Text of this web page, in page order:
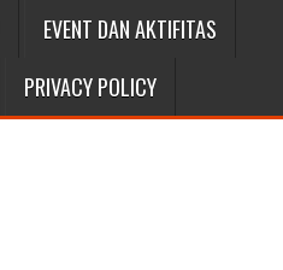
EVENT DAN AKTIFITAS
PRIVACY POLICY